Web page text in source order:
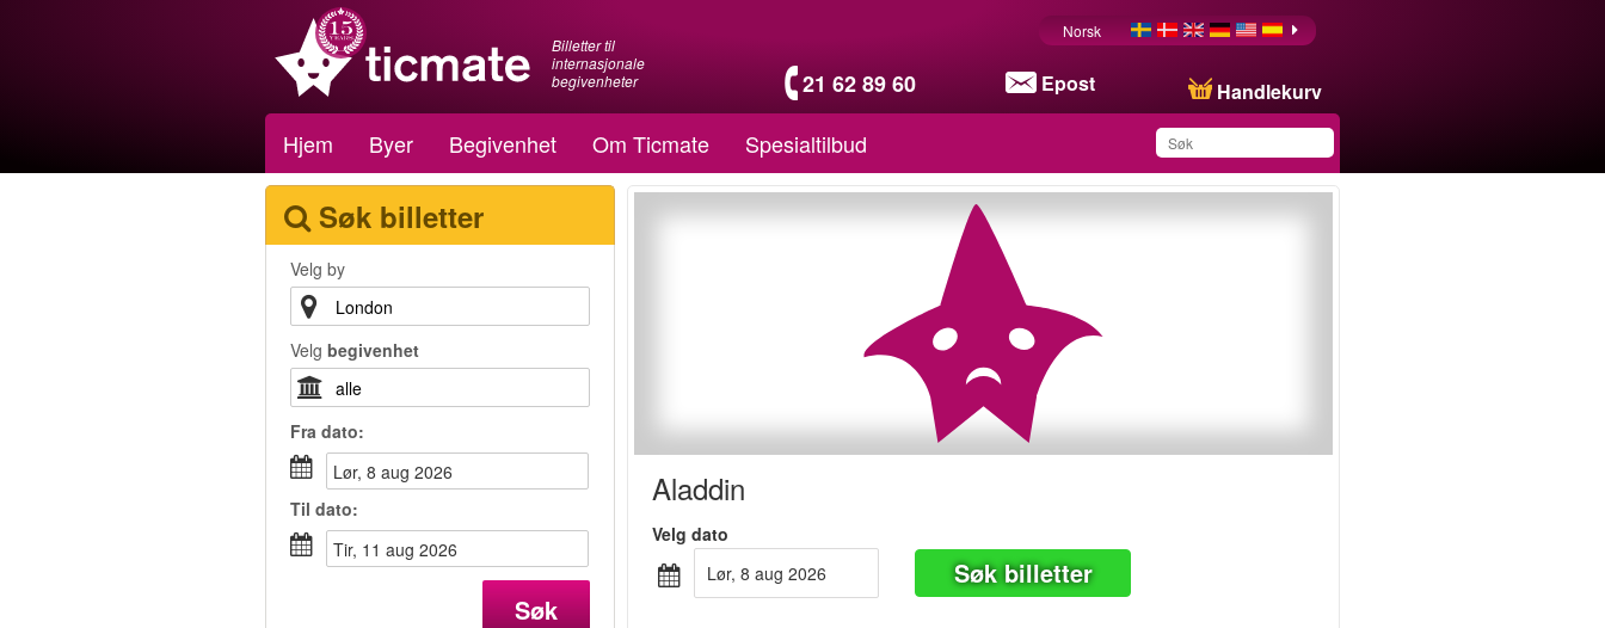
Billetter til
internasjonale
begivenheter
21 62 89 60 Epost Handlekurv
Norsk
Hjem Byer Begivenhet Om Ticmate Spesialtilbud
Søk billetter
Velg by
Velg begivenhet
Fra dato:
lør, 8 aug 2026
Til dato:
tir, 11 aug 2026
Søk
Aladdin
Velg dato
lør, 8 aug 2026
Søk billetter